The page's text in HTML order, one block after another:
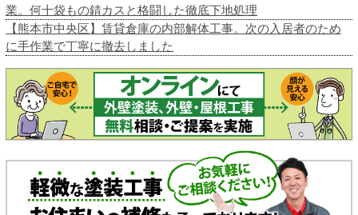
業。何十袋もの錆カスと格闘した徹底下地処理
【熊本市中央区】賃貸倉庫の内部解体工事。次の入居者のため
に手作業で丁寧に撤去しました